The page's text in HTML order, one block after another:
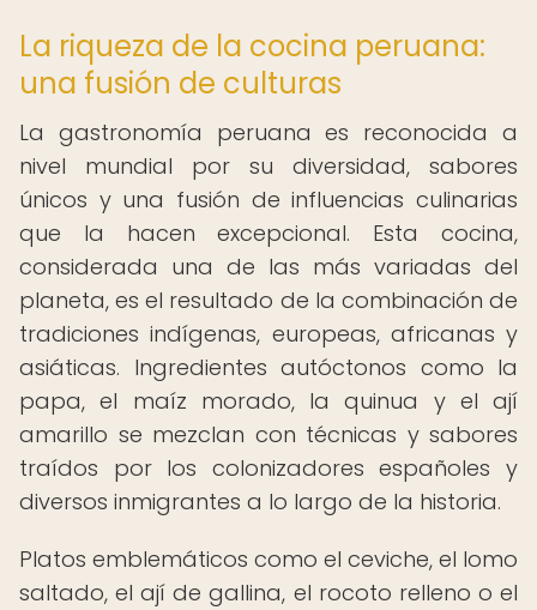
La riqueza de la cocina peruana:
una fusión de culturas
La gastronomía peruana es reconocida a
nivel mundial por su diversidad, sabores
únicos y una fusión de influencias culinarias
que la hacen excepcional. Esta cocina,
considerada una de las más variadas del
planeta, es el resultado de la combinación de
tradiciones indígenas, europeas, africanas y
asiáticas. Ingredientes autóctonos como la
papa, el maíz morado, la quinua y el ají
amarillo se mezclan con técnicas y sabores
traídos por los colonizadores españoles y
diversos inmigrantes a lo largo de la historia.
Platos emblemáticos como el ceviche, el lomo
saltado, el ají de gallina, el rocoto relleno o el